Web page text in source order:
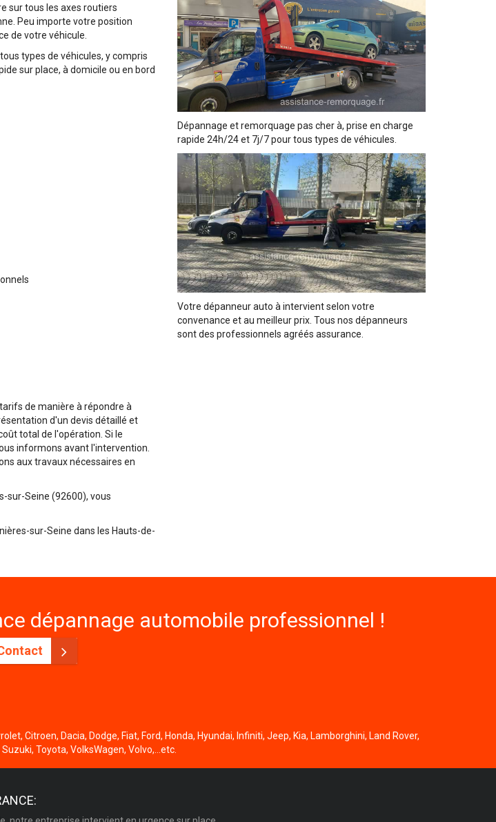
sur tous les axes routiers
Peu importe votre position
de votre véhicule.
types de véhicules, y compris
sur place, à domicile ou en bord
de manière à répondre à
d'un devis détaillé et
total de l'opération. Si le
informons avant l'intervention.
aux travaux nécessaires en
sur-Seine (92600), vous
sur-Seine dans les Hauts-de-
Dépannage et remorquage pas cher à, prise en charge
rapide 24h/24 et 7j/7 pour tous types de véhicules.
Votre dépanneur auto à intervient selon votre
convenance et au meilleur prix. Tous nos dépanneurs
sont des professionnels agréés assurance.
dépannage automobile professionnel !
Citroen, Dacia, Dodge, Fiat, Ford, Honda, Hyundai, Infiniti, Jeep, Kia, Lamborghini, Land Rover,
Toyota, VolksWagen, Volvo,...etc.